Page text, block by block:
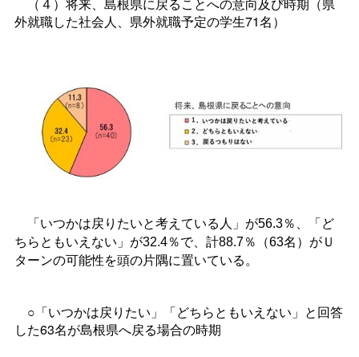
（４）将来、島根県に戻ることへの意向及び時期（県
外就職した社会人、県外就職予定の学生71名）
「いつかは戻りたいと考えている人」が56.3％、「ど
ちらともいえない」が32.4％で、計88.7％（63名）がＵ
ターンの可能性を頭の片隅に置いている。
○「いつかは戻りたい」「どちらともいえない」と回答
した63名が島根県へ戻る場合の時期